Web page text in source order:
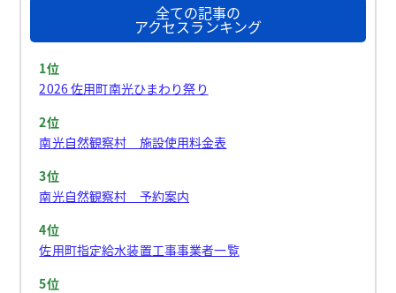
全ての記事の
アクセスランキング
1位
2026 佐用町南光ひまわり祭り
2位
南光自然観察村 施設使用料金表
3位
南光自然観察村 予約案内
4位
佐用町指定給水装置工事事業者一覧
5位